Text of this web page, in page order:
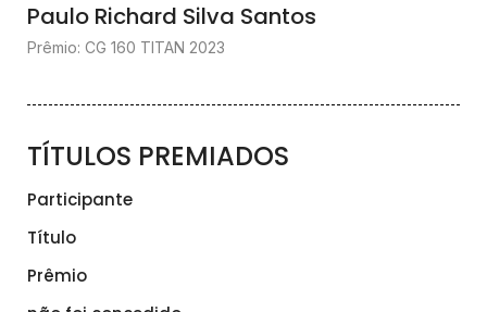
Paulo Richard Silva Santos
Prêmio: CG 160 TITAN 2023
TÍTULOS PREMIADOS
Participante
Título
Prêmio